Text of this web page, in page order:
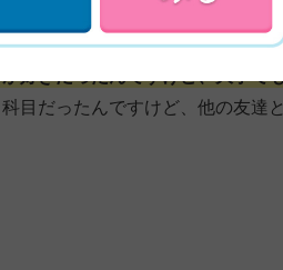
好きだったんですけど、大学でも
目だったんですけど、他の友達と